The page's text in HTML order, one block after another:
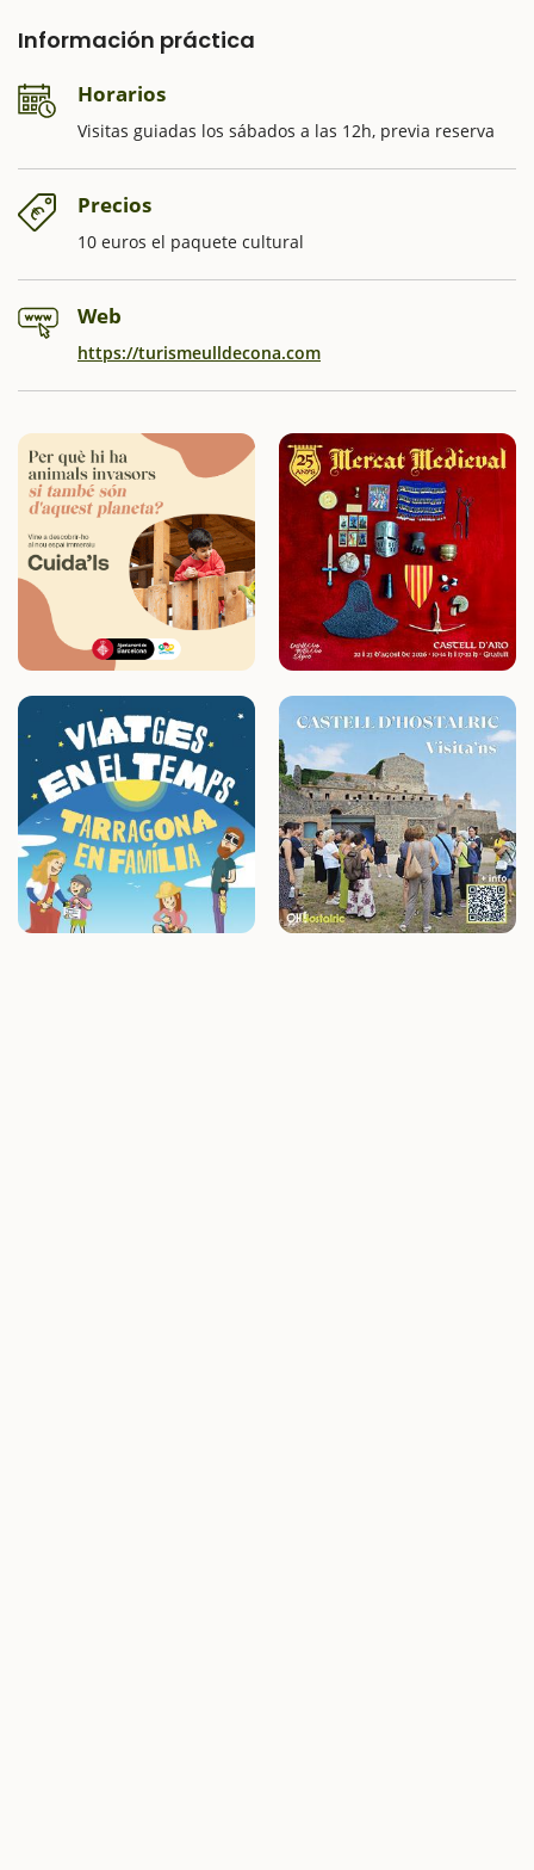
Información práctica
Horarios
Visitas guiadas los sábados a las 12h, previa reserva
Precios
10 euros el paquete cultural
Web
https://turismeulldecona.com